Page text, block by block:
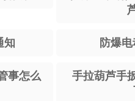
知 防爆
事怎么
手拉葫芦手